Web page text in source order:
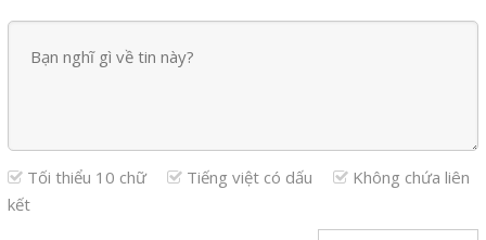
Tối thiểu 10 chữ Tiếng việt có dấu
Không chứa liên
kết